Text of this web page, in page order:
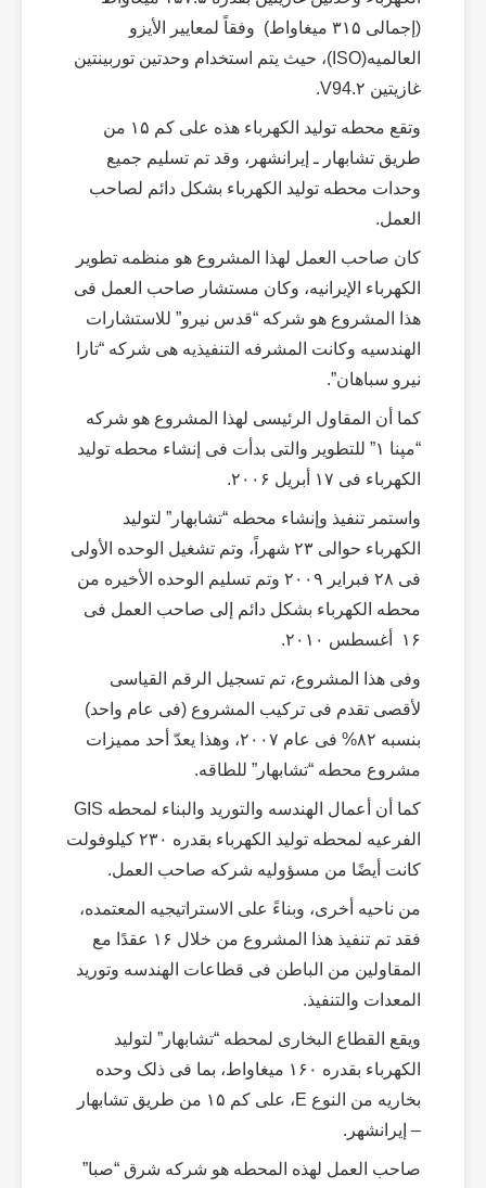
(إجمالی ۳۱۵ میغاواط) وفقاً لمعاییر الأیزو
العالمیه(ISO)، حیث یتم استخدام وحدتین توربینتین
غازیتین V94.۲.
وتقع محطه تولید الکهرباء هذه على کم ۱۵ من
طریق تشابهار ـ إیرانشهر، وقد تم تسلیم جمیع
وحدات محطه تولید الکهرباء بشکل دائم لصاحب
العمل.
کان صاحب العمل لهذا المشروع هو منظمه تطویر
الکهرباء الإیرانیه، وکان مستشار صاحب العمل فی
هذا المشروع هو شرکه “قدس نیرو” للاستشارات
الهندسیه وکانت المشرفه التنفیذیه هی شرکه “تارا
نیرو سباهان”.
کما أن المقاول الرئیسی لهذا المشروع هو شرکه
“مپنا ۱” للتطویر والتی بدأت فی إنشاء محطه تولید
الکهرباء فی ۱۷ أبریل ۲۰۰۶.
واستمر تنفیذ وإنشاء محطه “تشابهار” لتولید
الکهرباء حوالی ۲۳ شهراً، وتم تشغیل الوحده الأولى
فی ۲۸ فبرایر ۲۰۰۹ وتم تسلیم الوحده الأخیره من
محطه الکهرباء بشکل دائم إلى صاحب العمل فی
۱۶ أغسطس ۲۰۱۰.
وفی هذا المشروع، تم تسجیل الرقم القیاسی
لأقصى تقدم فی ترکیب المشروع (فی عام واحد)
بنسبه ۸۲% فی عام ۲۰۰۷، وهذا یعدّ أحد ممیزات
مشروع محطه “تشابهار” للطاقه.
کما أن أعمال الهندسه والتورید والبناء لمحطه GIS
الفرعیه لمحطه تولید الکهرباء بقدره ۲۳۰ کیلوفولت
کانت أیضًا من مسؤولیه شرکه صاحب العمل.
من ناحیه أخرى، وبناءً على الاستراتیجیه المعتمده،
فقد تم تنفیذ هذا المشروع من خلال ۱۶ عقدًا مع
المقاولین من الباطن فی قطاعات الهندسه وتورید
المعدات والتنفیذ.
ویقع القطاع البخاری لمحطه “تشابهار” لتولید
الکهرباء بقدره ۱۶۰ میغاواط، بما فی ذلک وحده
بخاریه من النوع E، على کم ۱۵ من طریق تشابهار
– إیرانشهر.
صاحب العمل لهذه المحطه هو شرکه شرق “صبا”